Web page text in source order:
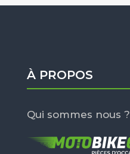
À PROPOS
Qui sommes nous ?